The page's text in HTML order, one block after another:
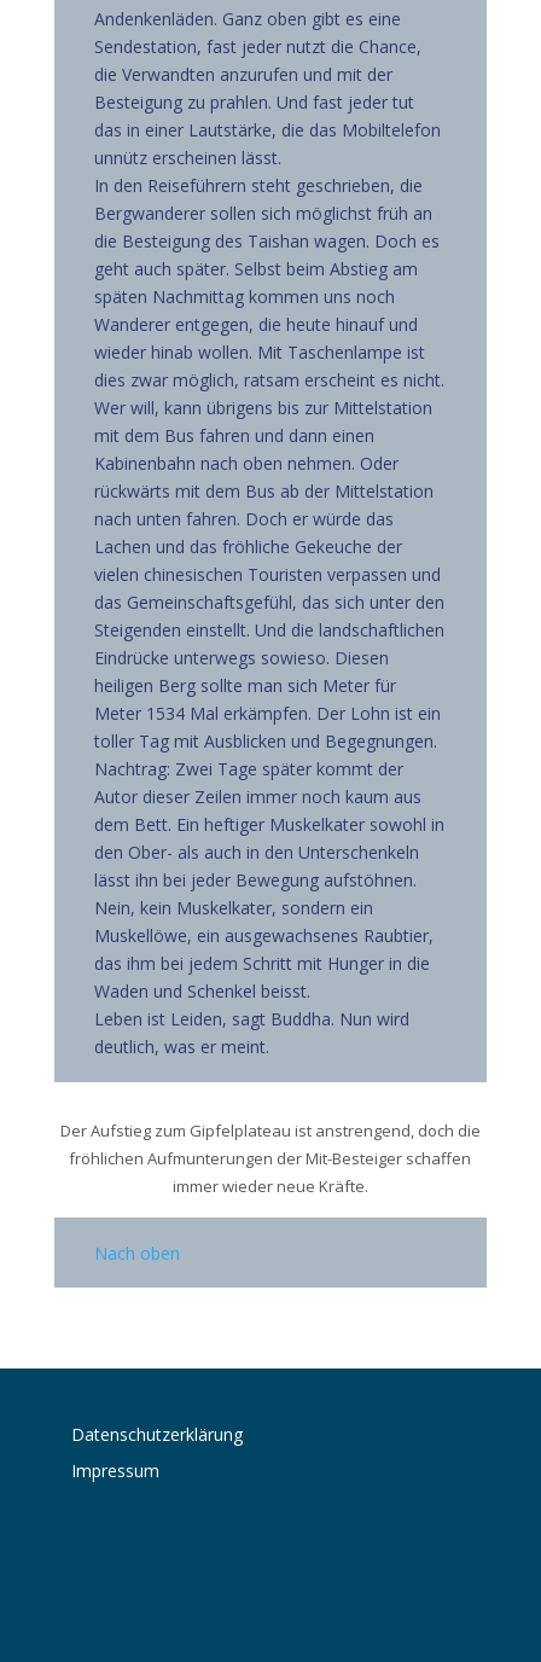
Andenkenläden. Ganz oben gibt es eine
Sendestation, fast jeder nutzt die Chance,
die Verwandten anzurufen und mit der
Besteigung zu prahlen. Und fast jeder tut
das in einer Lautstärke, die das Mobiltelefon
unnütz erscheinen lässt.
In den Reiseführern steht geschrieben, die
Bergwanderer sollen sich möglichst früh an
die Besteigung des Taishan wagen. Doch es
geht auch später. Selbst beim Abstieg am
späten Nachmittag kommen uns noch
Wanderer entgegen, die heute hinauf und
wieder hinab wollen. Mit Taschenlampe ist
dies zwar möglich, ratsam erscheint es nicht.
Wer will, kann übrigens bis zur Mittelstation
mit dem Bus fahren und dann einen
Kabinenbahn nach oben nehmen. Oder
rückwärts mit dem Bus ab der Mittelstation
nach unten fahren. Doch er würde das
Lachen und das fröhliche Gekeuche der
vielen chinesischen Touristen verpassen und
das Gemeinschaftsgefühl, das sich unter den
Steigenden einstellt. Und die landschaftlichen
Eindrücke unterwegs sowieso. Diesen
heiligen Berg sollte man sich Meter für
Meter 1534 Mal erkämpfen. Der Lohn ist ein
toller Tag mit Ausblicken und Begegnungen.
Nachtrag: Zwei Tage später kommt der
Autor dieser Zeilen immer noch kaum aus
dem Bett. Ein heftiger Muskelkater sowohl in
den Ober- als auch in den Unterschenkeln
lässt ihn bei jeder Bewegung aufstöhnen.
Nein, kein Muskelkater, sondern ein
Muskellöwe, ein ausgewachsenes Raubtier,
das ihm bei jedem Schritt mit Hunger in die
Waden und Schenkel beisst.
Leben ist Leiden, sagt Buddha. Nun wird
deutlich, was er meint.
Der Aufstieg zum Gipfelplateau ist anstrengend, doch die
fröhlichen Aufmunterungen der Mit-Besteiger schaffen
immer wieder neue Kräfte.
Nach oben
Datenschutzerklärung
Impressum